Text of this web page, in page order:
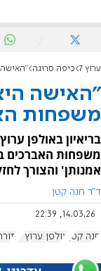
ערוץ 7 כיפה סרוגה "האישה
"האישה
משפחות
משפחות האברכים
אמנותן' והצורך
ד"ר חנה קטן
14.03.26, 22:39
חנה קטן אולפן ערוץ 7